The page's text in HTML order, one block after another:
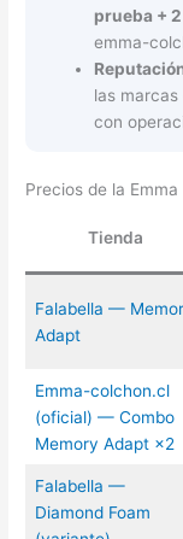
prueba +
emma-
las
con
Precios de la
Tienda
Falabella —
Adapt
Emma-colchon.cl
(oficial) — Combo
Memory Adapt ×2
Falabella —
Diamond Foam